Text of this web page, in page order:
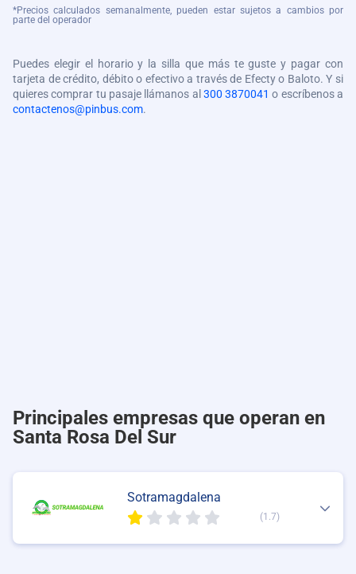
*Precios calculados semanalmente, pueden estar sujetos a cambios por
parte del operador
Puedes elegir el horario y la silla que más te guste y pagar con
tarjeta de crédito, débito o efectivo a través de Efecty o Baloto. Y si
quieres comprar tu pasaje llámanos al 300 3870041 o escríbenos a
contactenos@pinbus.com.
Principales empresas que operan en
Santa Rosa Del Sur
Sotramagdalena
(1.7)